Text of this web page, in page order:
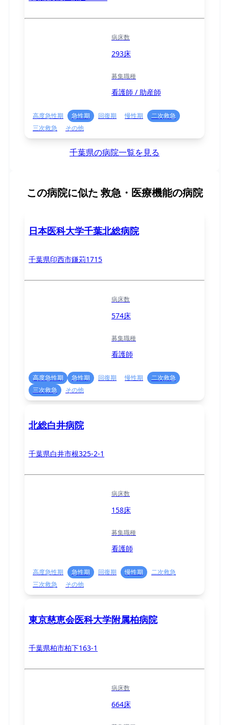
病床数
293床
募集職種
看護師 / 助産師
高度急性期 急性期 回復期 慢性期
二次救急
三次救急
その他
千葉県の病院一覧を見る
この病院に似た 救急・医療機能の病院
日本医科大学千葉北総病院
千葉県印西市鎌苅1715
病床数
574床
募集職種
看護師
高度急性期 急性期 回復期 慢性期
二次救急
三次救急
その他
北総白井病院
千葉県白井市根325-2-1
病床数
158床
募集職種
看護師
高度急性期 急性期 回復期 慢性期
二次救急
三次救急
その他
東京慈恵会医科大学附属柏病院
千葉県柏市柏下163-1
病床数
664床